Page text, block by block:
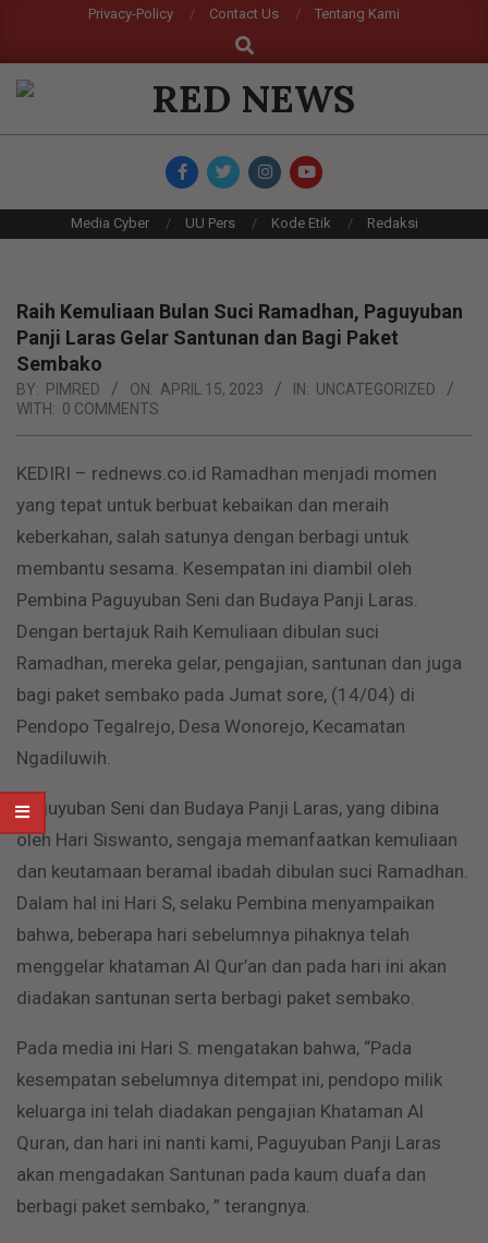
content
Privacy-Policy Contact Us
Tentang Kami
Search
RED
Media Cyber UU Pers Kode Etik Redaksi
Raih Kemuliaan Bulan Suci Ramadhan, Paguyuban
Panji Laras Gelar Santunan dan Bagi Paket
Sembako
BY: PIMRED ON: APRIL 15, 2023 IN: UNCATEGORIZED
WITH: 0 COMMENTS
KEDIRI – rednews.co.id Ramadhan menjadi momen
yang tepat untuk berbuat kebaikan dan meraih
keberkahan, salah satunya dengan berbagi untuk
membantu sesama. Kesempatan ini diambil oleh
Pembina Paguyuban Seni dan Budaya Panji Laras.
Dengan bertajuk Raih Kemuliaan dibulan suci
Ramadhan, mereka gelar, pengajian, santunan dan juga
bagi paket sembako pada Jumat sore, (14/04) di
Pendopo Tegalrejo, Desa Wonorejo, Kecamatan
Ngadiluwih.
Paguyuban Seni dan Budaya Panji Laras, yang dibina
oleh Hari Siswanto, sengaja memanfaatkan kemuliaan
dan keutamaan beramal ibadah dibulan suci Ramadhan.
Dalam hal ini Hari S, selaku Pembina menyampaikan
bahwa, beberapa hari sebelumnya pihaknya telah
menggelar khataman Al Qur’an dan pada hari ini akan
diadakan santunan serta berbagi paket sembako.
Pada media ini Hari S. mengatakan bahwa, “Pada
kesempatan sebelumnya ditempat ini, pendopo milik
keluarga ini telah diadakan pengajian Khataman Al
Quran, dan hari ini nanti kami, Paguyuban Panji Laras
akan mengadakan Santunan pada kaum duafa dan
berbagi paket sembako, ” terangnya.